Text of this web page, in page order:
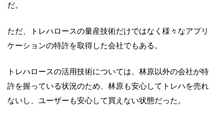
だ。
ただ、トレハロースの量産技術だけではなく様々なアプリ
ケーションの特許を取得した会社でもある。
トレハロースの活用技術については、林原以外の会社が特
許を握っている状況のため、林原も安心してトレハを売れ
ないし、ユーザーも安心して買えない状態だった。